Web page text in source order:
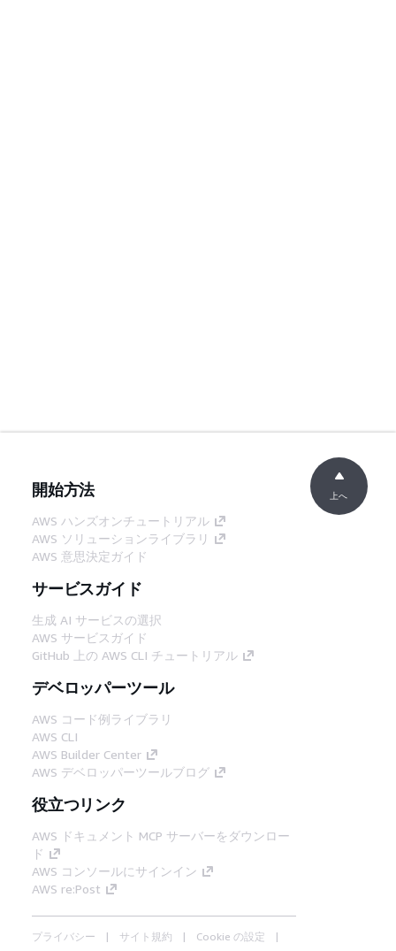
開始方法
AWS ハンズオンチュートリアル
AWS ソリューションライブラリ
AWS 意思決定ガイド
サービスガイド
生成 AI サービスの選択
AWS サービスガイド
GitHub 上の AWS CLI チュートリアル
デベロッパーツール
AWS コード例ライブラリ
AWS CLI
AWS Builder Center
AWS デベロッパーツールブログ
役立つリンク
AWS ドキュメント MCP サーバーをダウンロー
ド
AWS コンソールにサインイン
AWS re:Post
プライバシー サイト規約
Cookie の設定
上へ